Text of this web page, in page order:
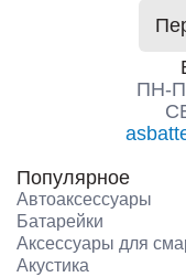
ПН-
Популярное
Автоаксессуары
Батарейки
Аксессуары для
Акустика